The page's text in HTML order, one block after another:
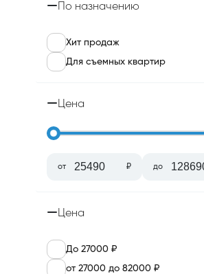
По назначению
Хит продаж
Для съемных квартир
Цена
от ₽ до
Цена
До 27000 ₽
от 27000 до 82000 ₽